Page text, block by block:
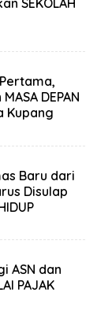
DEPAN
Kupang
Baru dari
Disulap
ASN dan
PAJAK